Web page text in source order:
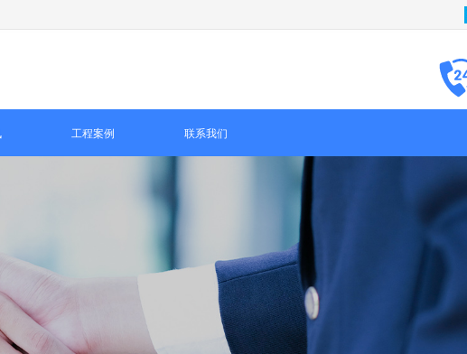
工程案例 联系我们
至上